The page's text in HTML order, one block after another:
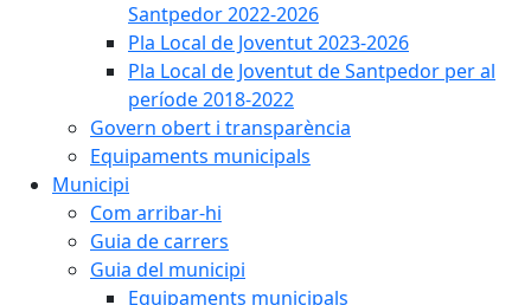
Santpedor 2022-2026
Pla Local de Joventut 2023-2026
Pla Local de Joventut de Santpedor per al
període 2018-2022
Govern obert i transparència
Equipaments municipals
Municipi
Com arribar-hi
Guia de carrers
Guia del municipi
Equipaments municipals